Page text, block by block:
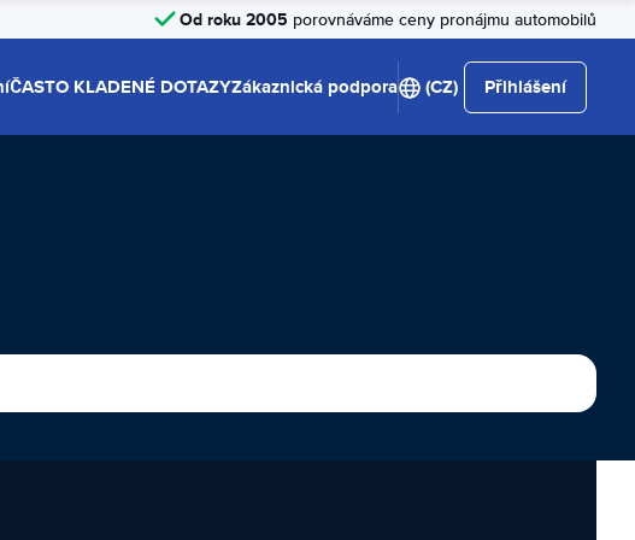
Od roku 2005 porovnáváme ceny pronájmu automobilů
ČASTO KLADENÉ DOTAZYZákaznická podpora (CZ) Přihlášení